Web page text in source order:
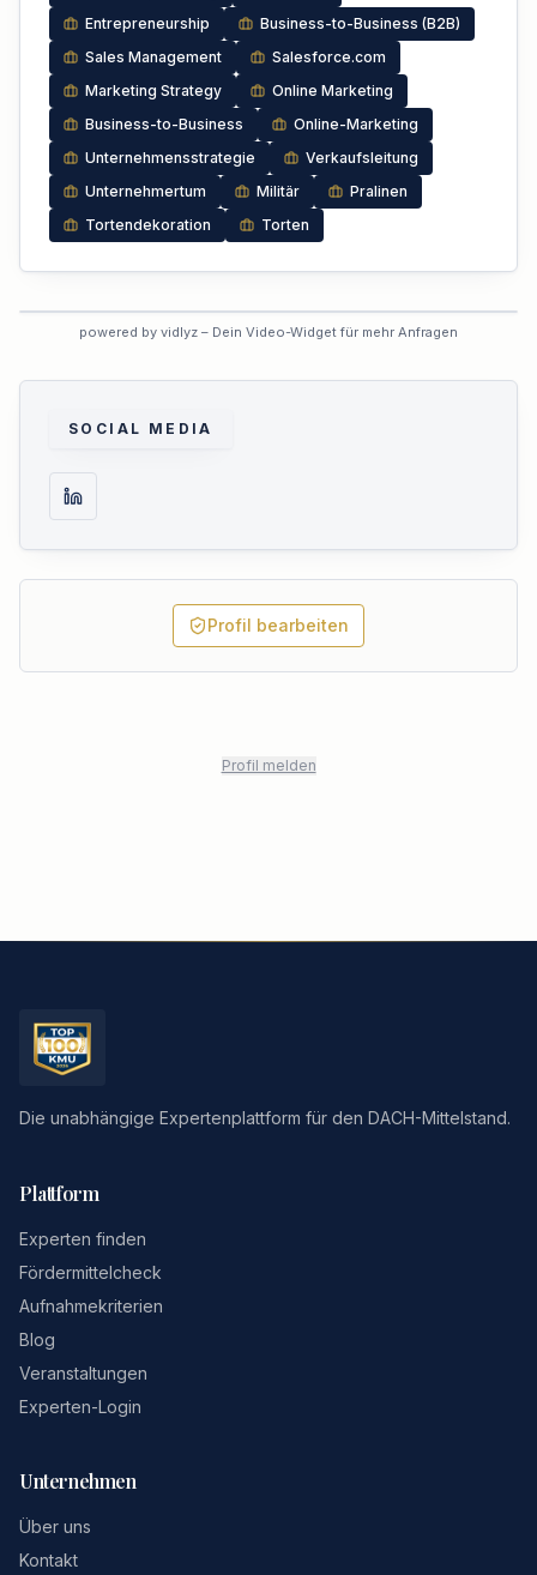
Entrepreneurship
Business-to-Business (B2B)
Sales Management
Salesforce.com
Marketing Strategy
Online Marketing
Business-to-Business
Online-Marketing
Unternehmensstrategie
Verkaufsleitung
Unternehmertum
Militär
Pralinen
Tortendekoration
Torten
Dieses Profil hat das interaktive
powered by vidlyz – Dein Video-Widget für mehr Anfragen
SOCIAL MEDIA
Profil bearbeiten
Profil melden
Die unabhängige Expertenplattform für den DACH-Mittelstand.
Plattform
Experten finden
Fördermittelcheck
Aufnahmekriterien
Blog
Veranstaltungen
Experten-Login
Unternehmen
Über uns
Kontakt